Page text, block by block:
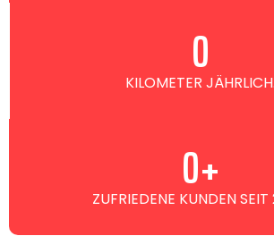
KILOMETER JÄHRLICH.
0
ZUFRIEDENE KUNDEN
0+